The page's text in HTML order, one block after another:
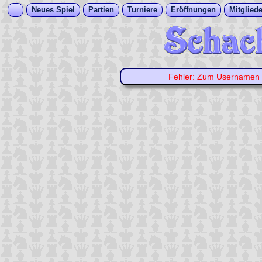
Neues Spiel Partien Turniere Eröffnungen
Fehler: Zum Usernamen